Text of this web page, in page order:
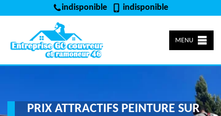
indisponible indisponible
MENU
PRIX ATTRACTIFS PEINTURE SUR